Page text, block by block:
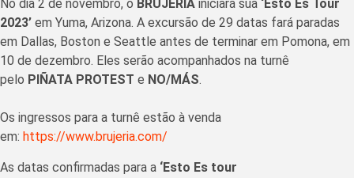
No dia 2 de novembro, o BRUJERIA iniciará sua ‘Esto Es Tour
2023’ em Yuma, Arizona. A excursão de 29 datas fará paradas
em Dallas, Boston e Seattle antes de terminar em Pomona, em
10 de dezembro. Eles serão acompanhados na turnê
pelo PIÑATA PROTEST e NO/MÁS.
Os ingressos para a turnê estão à venda
em: https://www.brujeria.com/
As datas confirmadas para a ‘Esto Es tour